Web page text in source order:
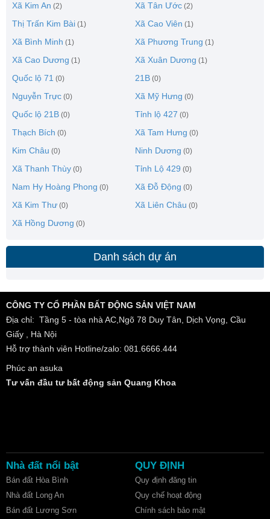
Xã Kim An (2) Xã Tân Ước (2)
Thị Trấn Kim Bài (1) Xã Cao Viên (1)
Xã Bình Minh (1) Xã Phương Trung (1)
Xã Cao Dương (1) Xã Xuân Dương (1)
Quốc lộ 71 (0) 21B (0)
Nguyễn Trực (0) Xã Mỹ Hưng (0)
Quốc lộ 21B (0) Tỉnh lộ 427 (0)
Thạch Bích (0) Xã Tam Hưng (0)
Kim Châu (0) Ninh Dương (0)
Xã Thanh Thùy (0) Tỉnh Lộ 429 (0)
Nam Hy Hoàng Phong (0) Xã Đỗ Động (0)
Xã Kim Thư (0) Xã Liên Châu (0)
Xã Hồng Dương (0)
Danh sách dự án
CÔNG TY CỔ PHẦN BẤT ĐỘNG SẢN VIỆT NAM
Địa chỉ: Tầng 5 - tòa nhà AC,Ngõ 78 Duy Tân, Dịch Vọng, Cầu
Giấy , Hà Nội
Hỗ trợ thành viên Hotline/zalo: 081.6666.444
Phúc an asuka
Tư vấn đầu tư bất động sản Quang Khoa
Nhà đất nổi bật
Bán đất Hòa Bình
Nhà đất Long An
Bán đất Lương Sơn
QUY ĐỊNH
Quy định đăng tin
Quy chế hoạt động
Chính sách bảo mật